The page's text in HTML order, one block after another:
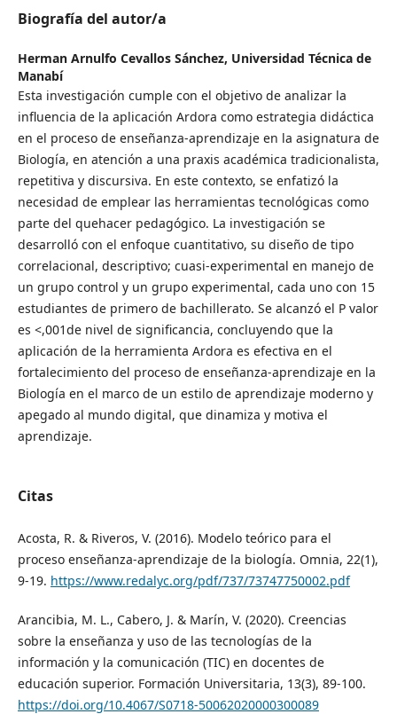
Biografía del autor/a
Herman Arnulfo Cevallos Sánchez, Universidad Técnica de
Manabí
Esta investigación cumple con el objetivo de analizar la
influencia de la aplicación Ardora como estrategia didáctica
en el proceso de enseñanza-aprendizaje en la asignatura de
Biología, en atención a una praxis académica tradicionalista,
repetitiva y discursiva. En este contexto, se enfatizó la
necesidad de emplear las herramientas tecnológicas como
parte del quehacer pedagógico. La investigación se
desarrolló con el enfoque cuantitativo, su diseño de tipo
correlacional, descriptivo; cuasi-experimental en manejo de
un grupo control y un grupo experimental, cada uno con 15
estudiantes de primero de bachillerato. Se alcanzó el P valor
es <,001de nivel de significancia, concluyendo que la
aplicación de la herramienta Ardora es efectiva en el
fortalecimiento del proceso de enseñanza-aprendizaje en la
Biología en el marco de un estilo de aprendizaje moderno y
apegado al mundo digital, que dinamiza y motiva el
aprendizaje.
Citas
Acosta, R. & Riveros, V. (2016). Modelo teórico para el
proceso enseñanza-aprendizaje de la biología. Omnia, 22(1),
9-19. https://www.redalyc.org/pdf/737/73747750002.pdf
Arancibia, M. L., Cabero, J. & Marín, V. (2020). Creencias
sobre la enseñanza y uso de las tecnologías de la
información y la comunicación (TIC) en docentes de
educación superior. Formación Universitaria, 13(3), 89-100.
https://doi.org/10.4067/S0718-50062020000300089